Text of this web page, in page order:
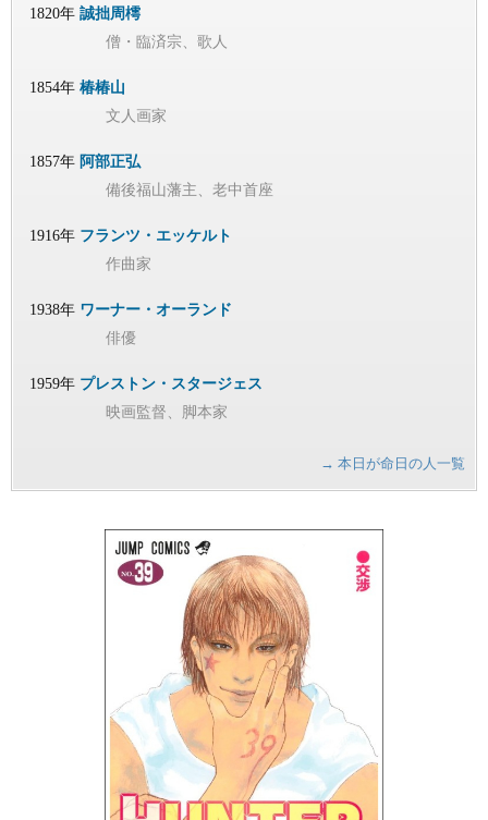
1820年 誠拙周樗
僧・臨済宗、歌人
1854年 椿椿山
文人画家
1857年 阿部正弘
備後福山藩主、老中首座
1916年 フランツ・エッケルト
作曲家
1938年 ワーナー・オーランド
俳優
1959年 プレストン・スタージェス
映画監督、脚本家
→ 本日が命日の人一覧